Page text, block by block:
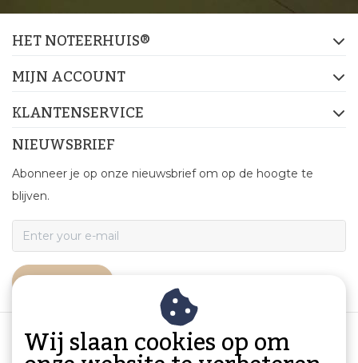
HET NOTEERHUIS®
MIJN ACCOUNT
KLANTENSERVICE
NIEUWSBRIEF
Abonneer je op onze nieuwsbrief om op de hoogte te
blijven.
Wij slaan cookies op om